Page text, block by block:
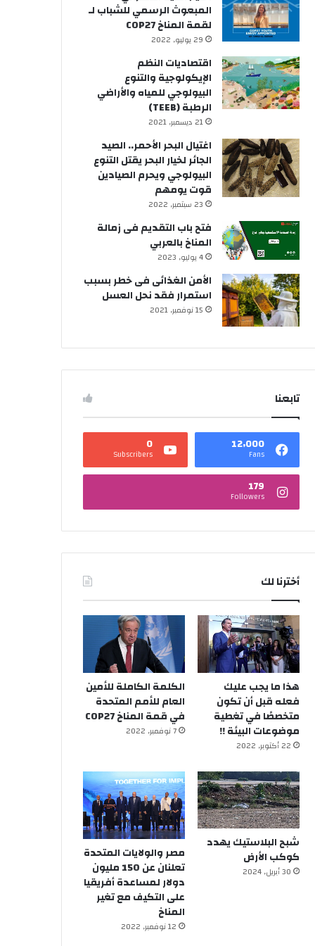
المبعوث الرسمي للشباب لـ
لقمة المناخ COP27
29 يوليو, 2022
اقتصاديات النظم
الإيكولوجية والتنوع
البيولوجي للمياه والأراضي
الرطبة (TEEB)
21 ديسمبر, 2021
اغتيال البحر الأحمر.. الصيد
الجائر لخيار البحر يقتل التنوع
البيولوجي ويحرم الصيادين
قوت يومهم
23 سبتمبر, 2022
فتح باب التقديم فى زمالة
المناخ بالعربي
4 يوليو, 2023
الأمن الغذائى فى خطر بسبب
استمرار فقد نحل العسل
15 نوفمبر, 2021
تابعنا
12٬000
Fans
0
Subscribers
179
Followers
أخترنا لك
هذا ما يجب عليك
فعله قبل أن تكون
متخصصًا في تغطية
موضوعات البيئة !!
22 أكتوبر, 2022
الكلمة الكاملة للأمين
العام للأمم المتحدة
في قمة المناخ COP27
7 نوفمبر, 2022
شبح البلاستيك يهدد
كوكب الأرض
30 أبريل, 2024
مصر والولايات المتحدة
تعلنان عن 150 مليون
دولار لمساعدة أفريقيا
على التكيف مع تغير
المناخ
12 نوفمبر, 2022